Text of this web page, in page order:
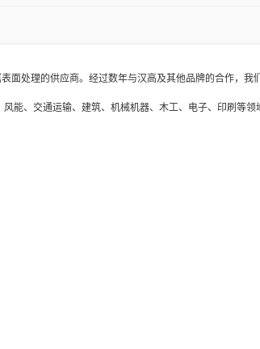
处理的供应商。经过数年与汉高及其他品牌的合作，
、交通运输、建筑、机械机器、木工、电子、印刷等